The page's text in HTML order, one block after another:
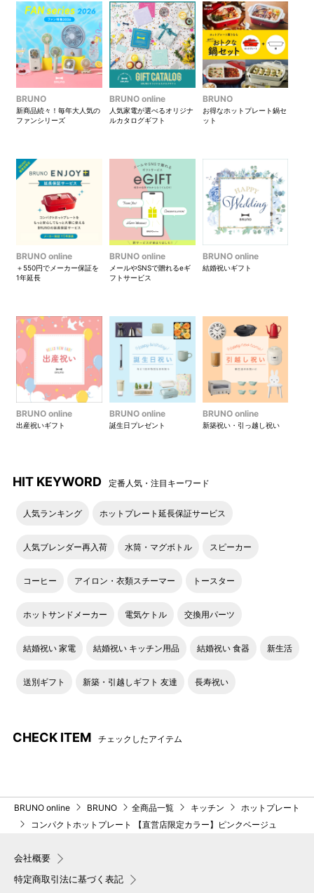
別売オプションの豊富さはBRUNO コンパクトホットプレート
の魅力のひとつ。
好みのオプションを選べば、活用の幅がさらに広がります！
9,130yen税込（8,300yen税抜）
コンパクトホットプレートをさらに愉しく！大人気のオ
プションプレート3点を以下のページよりセットでご購入
いただくと、直営店限定の特典をプレゼントいたしま
す。
for GIFT
贈り物としてご好評をいただいているBRUNO コンパクトホッ
トプレート。
ギフト向けの当サイト限定サービスや特別セットをご紹介いた
します。
1,100yen 税込 （1,000yen 税抜）
んで、世界に一つだけのコンパクトホットプレートを贈
メッセージギフトセット
包んだ、ギフトにぴったりの当店限定セットもご用意し
※ お持ち歩き用の手提げ袋は有料（66円 税込）でご用意しております。
BRUNO
新商品続々！毎年大人気の
ファンシリーズ
BRUNO online
人気家電が選べるオリジナ
ルカタログギフト
BRUNO
お得なホットプレート鍋セ
ット
BRUNO online
＋550円でメーカー保証を
1年延長
BRUNO online
メールやSNSで贈れるeギ
フトサービス
BRUNO online
結婚祝いギフト
BRUNO online
出産祝いギフト
BRUNO online
誕生日プレゼント
BRUNO online
新築祝い・引っ越し祝い
HIT KEYWORD 定番人気・注目キーワード
人気ランキング ホットプレート延長保証サービス
人気ブレンダー再入荷 水筒・マグボトル スピーカー
コーヒー アイロン・衣類スチーマー トースター
ホットサンドメーカー 電気ケトル 交換用パーツ
結婚祝い 家電 結婚祝い キッチン用品 結婚祝い 食器 新生活
送別ギフト 新築・引越しギフト 友達 長寿祝い
CHECK ITEM チェックしたアイテム
BRUNO online BRUNO 全商品一覧 キッチン
ホットプレート
コンパクトホットプレート 【直営店限定カラー】ピンクベージュ
会社概要
特定商取引法に基づく表記